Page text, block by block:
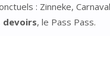
: Zinneke,
devoirs, le Pass Pass.